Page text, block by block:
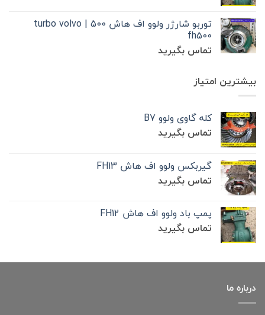
توربو شارژر ولوو اف هاش 500 | turbo volvo
fh500
تماس بگیرید
بیشترین امتیاز
کله گاوی ولوو B7
تماس بگیرید
گیربکس ولوو اف هاش FH13
تماس بگیرید
پمپ باد ولوو اف هاش FH12
تماس بگیرید
درباره ما